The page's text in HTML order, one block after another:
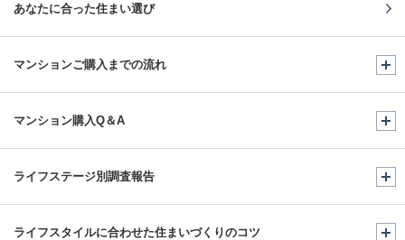
あなたに合った住まい選び
マンションご購入までの流れ
マンション購入Q＆A
ライフステージ別調査報告
ライフスタイルに合わせた住まいづくりのコツ